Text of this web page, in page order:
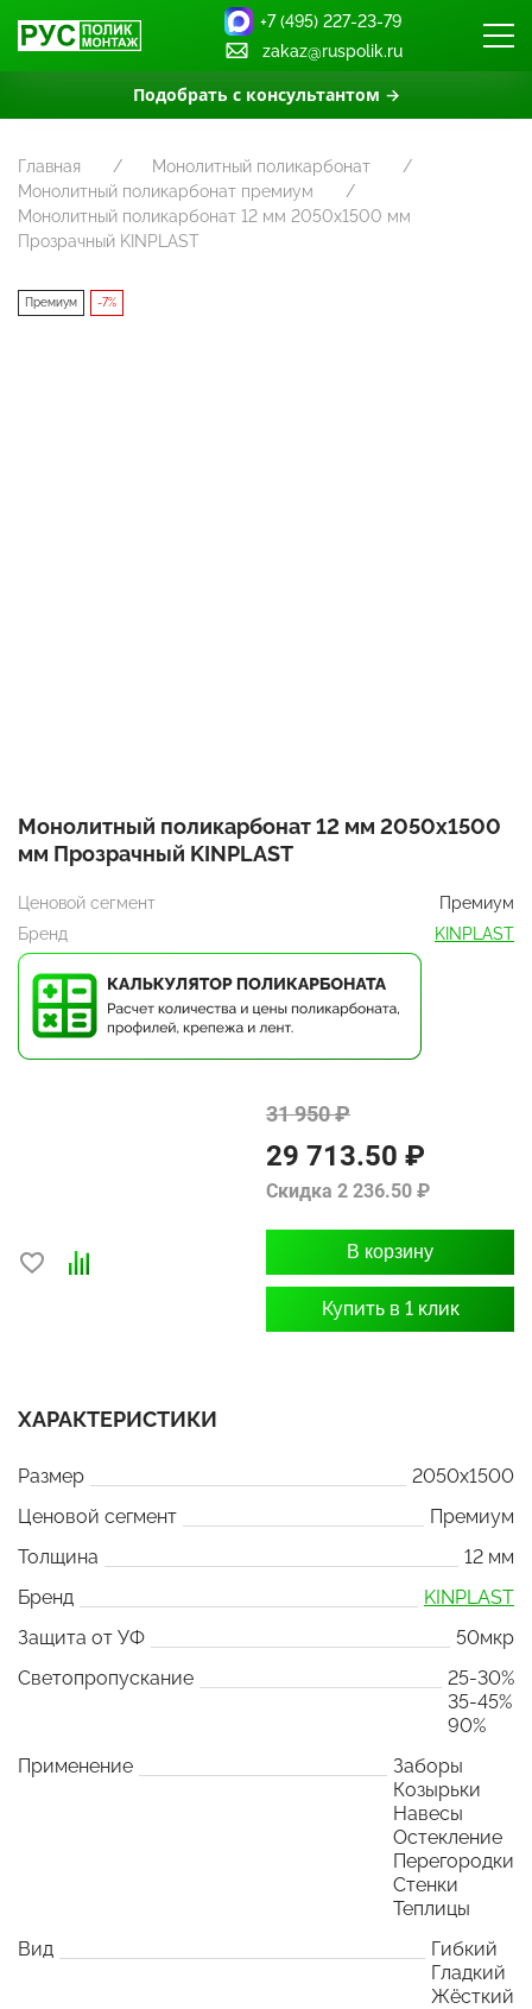
Подобрать с консультантом →
+7 (495) 227-23-79
zakaz@ruspolik.ru
Главная
Монолитный поликарбонат
Монолитный поликарбонат премиум
Монолитный поликарбонат 12 мм 2050х1500 мм
Прозрачный KINPLAST
Премиум -7%
Монолитный поликарбонат 12 мм 2050х1500
мм Прозрачный KINPLAST
Ценовой сегмент
Премиум
Бренд
KINPLAST
31 950 ₽
29 713.50 ₽
Скидка 2 236.50 ₽
В корзину
Купить в 1 клик
ХАРАКТЕРИСТИКИ
Размер
2050x1500
Ценовой сегмент
Премиум
Толщина
12 мм
Бренд
KINPLAST
Защита от УФ
50мкр
Светопропускание
25-30%
35-45%
90%
Применение
Заборы
Козырьки
Навесы
Остекление
Перегородки
Стенки
Теплицы
Вид
Гибкий
Гладкий
Жёсткий